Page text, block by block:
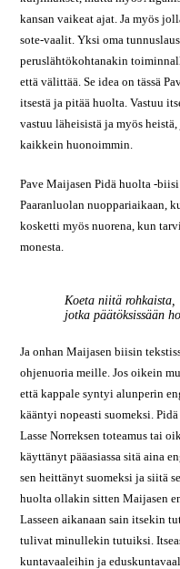
kansan vaikeat ajat. Ja myös
sote-vaalit. Yksi oma
peruslähtökohtanakin
että välittää. Se idea on tässä
itsestä ja pitää huolta. Vastuu
vastuu läheisistä ja myös
kaikkein huonoimmin.
Pave Maijasen Pidä huolta -
Paaranluolan nuoppariaikaan,
kosketti myös nuorena, kun
monesta.
Koeta niitä rohkaista,
jotka päätöksissään
Ja onhan Maijasen biisin
ohjenuoria meille. Jos oikein
että kappale syntyi alunperin
kääntyi nopeasti suomeksi.
Lasse Norreksen toteamus tai
käyttänyt pääasiassa sitä aina
sen heittänyt suomeksi ja siitä
huolta ollakin sitten Maijasen
Lasseen aikanaan sain itsekin
tulivat minullekin tutuiksi.
kuntavaaleihin ja